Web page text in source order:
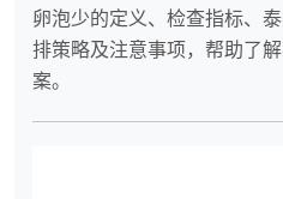
卵泡少的定义、检查指标、
排策略及注意事项，帮助了
案。